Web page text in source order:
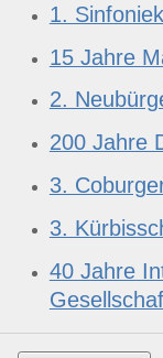
1.
15 Jahre
2.
200 Jahre
3.
3.
40 Jahre